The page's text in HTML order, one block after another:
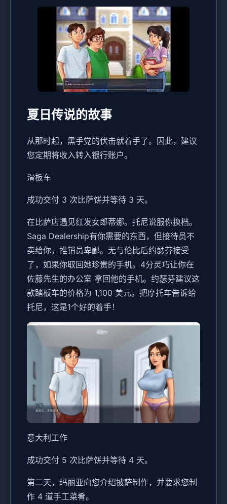
夏日传说的故事
从那时起，黑手党的伏击就着手了。因此，建议
您定期将收入转入银行账户。
滑板车
成功交付 3 次比萨饼并等待 3 天。
在比萨店遇见红发女郎蒂娜。托尼说服你换档。
Saga Dealership有你需要的东西，但接待员不
卖给你，推销员卑鄙。无与伦比后约瑟芬接受
了，如果你取回她珍贵的手机。4分灵巧让你在
佐藤先生的办公室 拿回他的手机。约瑟芬建议这
款踏板车的价格为 1,100 美元。把摩托车告诉给
托尼，这是1个好的着手！
意大利工作
成功交付 5 次比萨饼并等待 4 天。
第二天，玛丽亚向您介绍披萨制作，并要求您制
作 4 道手工菜肴。